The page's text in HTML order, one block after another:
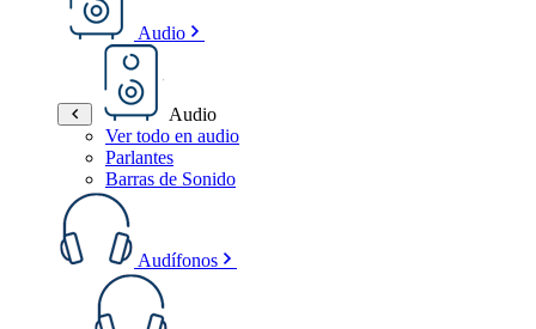
Audio
Audio
Ver todo en audio
Parlantes
Barras de Sonido
Audífonos